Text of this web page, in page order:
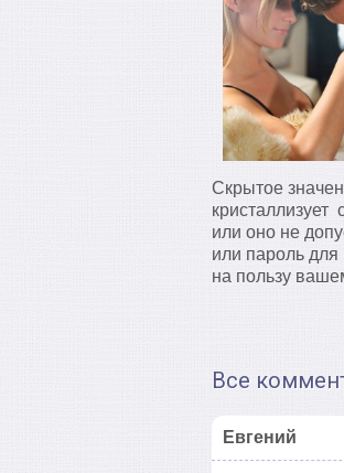
Скрытое
кристаллизует
или оно не
или пароль для
на пользу
Все
Евгений